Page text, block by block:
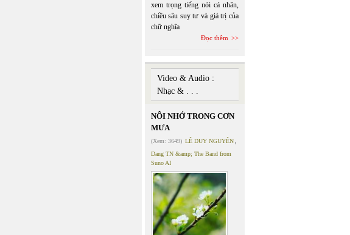
xem trọng tiếng nói cá nhân,
chiều sâu suy tư và giá trị của
chữ nghĩa
Đọc thêm
Video & Audio :
Nhạc & . . .
NỖI NHỚ TRONG CƠN
MƯA
(Xem: 3649) LÊ DUY NGUYÊN
Dang TN &amp; The Band from
Suno AI